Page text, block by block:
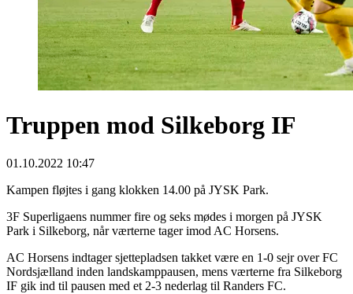
Truppen mod Silkeborg IF
01.10.2022 10:47
Kampen fløjtes i gang klokken 14.00 på JYSK Park.
3F Superligaens nummer fire og seks mødes i morgen på JYSK
Park i Silkeborg, når værterne tager imod AC Horsens.
AC Horsens indtager sjettepladsen takket være en 1-0 sejr over FC
Nordsjælland inden landskamppausen, mens værterne fra Silkeborg
IF gik ind til pausen med et 2-3 nederlag til Randers FC.